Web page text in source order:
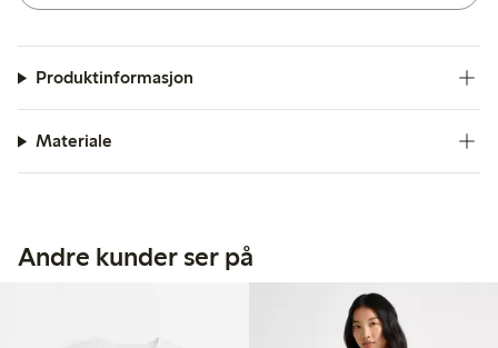
Produktinformasjon
Materiale
Andre kunder ser på